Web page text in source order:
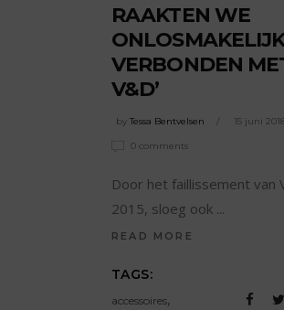
RAAKTEN WE
VERBONDEN
V&D’
by Tessa Bentvelsen 15 juni
0 comments
Door het faillissement van
2015, sloeg ook
READ MORE
TAGS:
accessoires,